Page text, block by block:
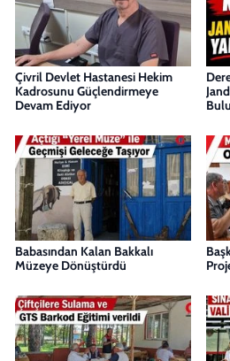
Çivril Devlet Hastanesi Hekim
Kadrosunu Güçlendirmeye
Devam Ediyor
Babasından Kalan Bakkalı
Müzeye Dönüştürdü